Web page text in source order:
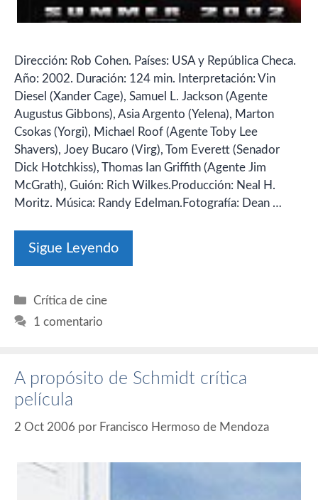
Dirección: Rob Cohen. Países: USA y República Checa.
Año: 2002. Duración: 124 min. Interpretación: Vin
Diesel (Xander Cage), Samuel L. Jackson (Agente
Augustus Gibbons), Asia Argento (Yelena), Marton
Csokas (Yorgi), Michael Roof (Agente Toby Lee
Shavers), Joey Bucaro (Virg), Tom Everett (Senador
Dick Hotchkiss), Thomas Ian Griffith (Agente Jim
McGrath), Guión: Rich Wilkes.Producción: Neal H.
Moritz. Música: Randy Edelman.Fotografía: Dean …
Sigue Leyendo
Categorías
Crítica de cine
1 comentario
A propósito de Schmidt crítica
película
2 Oct 2006 por Francisco Hermoso de Mendoza